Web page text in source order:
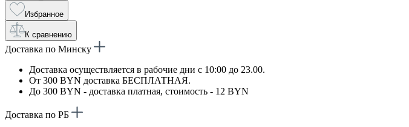
Избранное
К сравнению
Доставка по Минску
Доставка осуществляется в рабочие дни с 10:00 до 23.00.
От 300 BYN доставка БЕСПЛАТНАЯ.
До 300 BYN - доставка платная, стоимость - 12 BYN
Доставка по РБ